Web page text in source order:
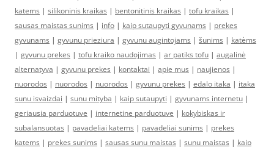
katems | silikoninis kraikas | bentonitinis kraikas | tofu kraikas |
sausas maistas sunims | info | kaip sutaupyti gyvunams | prekes
gyvunams | gyvunu prieziura | gyvunu augintojams | šunims | katėms
| gyvunu prekes | tofu kraiko naudojimas | ar patiks tofu | augalinė
alternatyva | gyvunu prekes | kontaktai | apie mus | naujienos |
nuorodos | nuorodos | nuorodos | gyvunu prekes | edalo itaka | itaka
sunu isvaizdai | sunu mityba | kaip sutaupyti | gyvunams internetu |
geriausia parduotuve | internetine parduotuve | kokybiskas ir
subalansuotas | pavadeliai katems | pavadeliai sunims | prekes
katems | prekes sunims | sausas sunu maistas | sunu maistas | kaip